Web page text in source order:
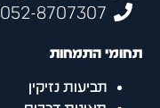
052-8707307
תחומי התמחות
תביעות נזיקין